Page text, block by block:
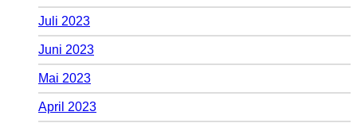
Juli 2023
Juni 2023
Mai 2023
April 2023